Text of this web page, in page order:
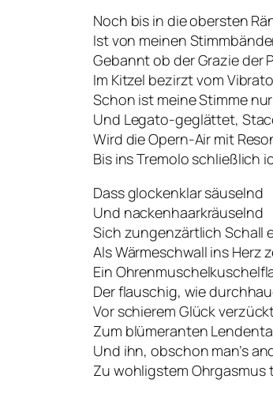
Noch bis in die obersten
Ist von meinen
Gebannt ob der Grazie der
Im Kitzel bezirzt vom
Schon ist meine Stimme
Und Legato-geglättet,
Wird die Opern-Air mit
Bis ins Tremolo schließlich
Dass glockenklar säuselnd
Und nackenhaarkräuselnd
Sich zungenzärtlich Schall
Als Wärmeschwall ins Herz
Ein
Der flauschig, wie
Vor schierem Glück
Zum blümeranten
Und ihn, obschon man’s
Zu wohligstem Ohrgasmus